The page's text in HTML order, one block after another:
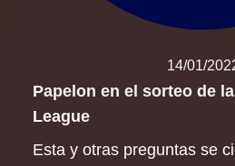
14/01/
Papelon en el sorteo de
League
Esta y otras preguntas se